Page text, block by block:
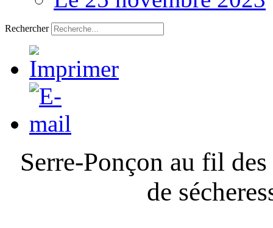
Rechercher
Serre-Ponçon au fil
de